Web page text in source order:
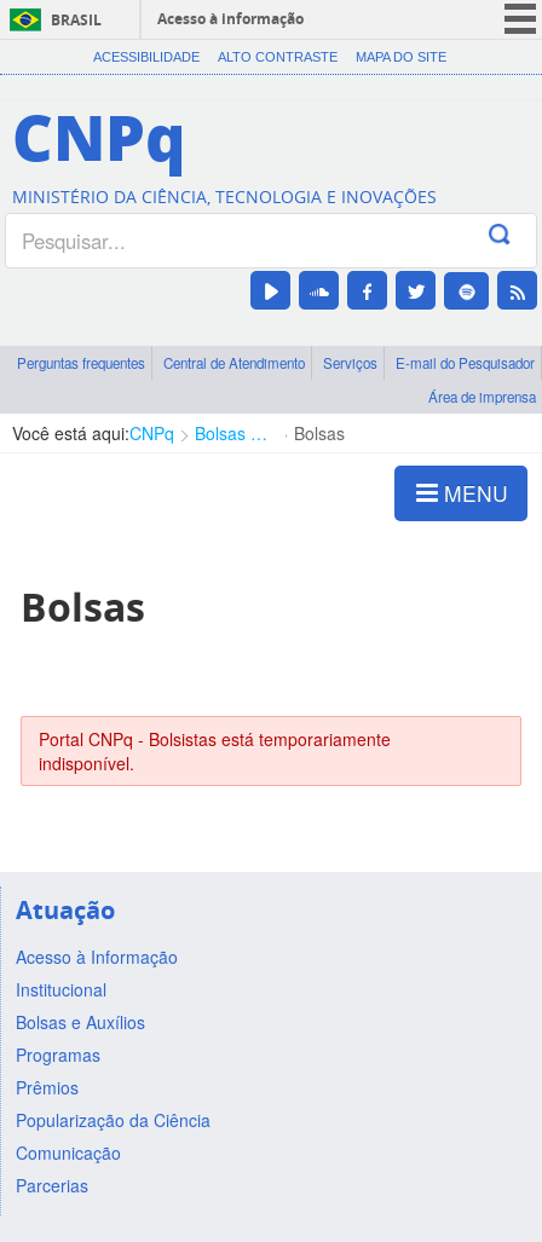
BRASIL
Acesso à informação
CORONAVÍRUS (COVID-19)
Canais
ACESSIBILIDADE ALTO CONTRASTE MAPA DO SITE
CNPq
MINISTÉRIO DA CIÊNCIA, TECNOLOGIA E INOVAÇÕES
Perguntas frequentes Central de Atendimento Serviços
E-mail do Pesquisador
Área de imprensa
Você está aqui:CNPq Bolsas e Auxílios Vigentes Bolsas
MENU
Bolsas
Portal CNPq - Bolsistas está temporariamente
indisponível.
Atuação
Acesso à Informação
Institucional
Bolsas e Auxílios
Programas
Prêmios
Popularização da Ciência
Comunicação
Parcerias